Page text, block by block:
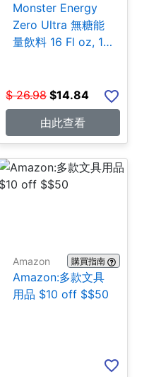
Monster Energy
Zero Ultra 無糖能
量飲料 16 Fl oz, 15
$ 26.98 $14.84
由此查看
Amazon 購買指南
Amazon:多款文具
用品 $10 off $$50